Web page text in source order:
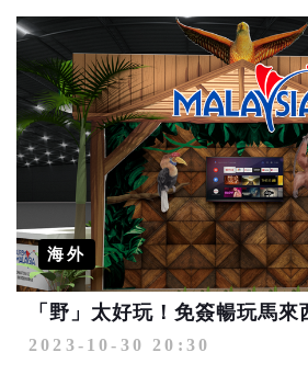
海外
2023-10-30 20:30